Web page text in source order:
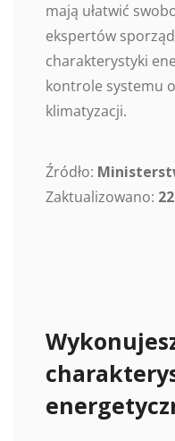
mają ułatwić
ekspertów
charakterystyki
kontrole systemu
klimatyzacji.
Źródło:
Zaktualizowano: